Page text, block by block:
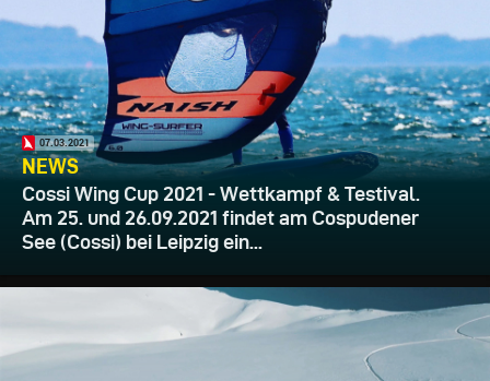
07.03.2021
NEWS
Cossi Wing Cup 2021 - Wettkampf & Testival.
Am 25. und 26.09.2021 findet am Cospudener
See (Cossi) bei Leipzig ein...